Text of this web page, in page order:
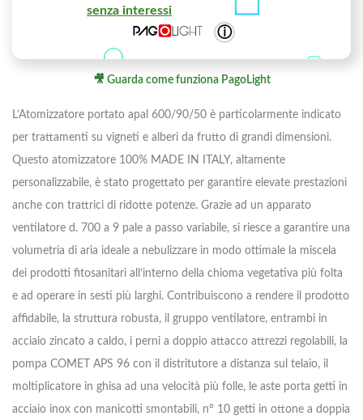
senza interessi
ⓘ
🎥 Guarda come funziona PagoLight
L’Atomizzatore portato apal 600/90/50 è particolarmente indicato
per trattamenti su vigneti e alberi da frutto di grandi dimensioni.
Questo atomizzatore 100% MADE IN ITALY, altamente
personalizzabile, è stato progettato per garantire elevate prestazioni
anche con trattrici di ridotte potenze. Grazie ad un apparato
ventilatore d. 700 a 9 pale a passo variabile, si riesce a garantire una
volumetria di aria ideale a nebulizzare in modo ottimale la miscela
dei prodotti fitosanitari all’interno della chioma vegetativa più folta
e ad operare in sesti più larghi. Contribuiscono a rendere il prodotto
affidabile, la struttura robusta, il gruppo ventilatore, entrambi in
acciaio zincato a caldo, i perni a doppio attacco attrezzi regolabili, la
pompa COMET APS 96 con il distritutore a distanza sul telaio, il
moltiplicatore in ghisa ad una velocità più folle, le aste porta getti in
acciaio inox con manicotti smontabili, n° 10 getti in ottone a doppia